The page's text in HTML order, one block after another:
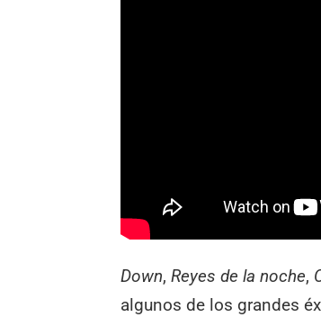
Down,Reyes de la noche,
algunos de los grandes